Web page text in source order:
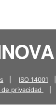
ISO 14001
de privacidad